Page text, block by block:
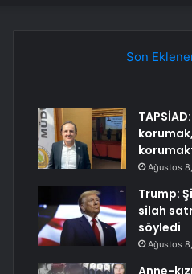
Son
Ağustos
Trump:
silah
söyledi
Ağustos
Anne-